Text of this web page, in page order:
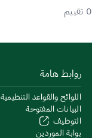
0 تقييم
روابط هامة
اللوائح والقواعد التنظيمية
البيانات المفتوحة
التوظيف
بوابة الموردين